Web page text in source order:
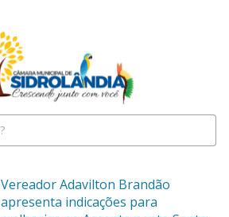
Vereador Adavilton Brandão
apresenta indicações para